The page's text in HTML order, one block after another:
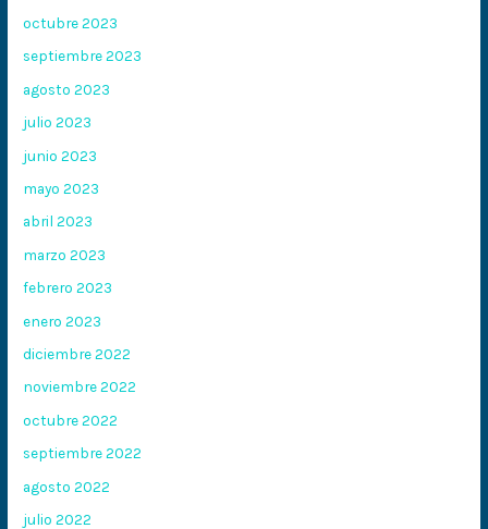
octubre 2023
septiembre 2023
agosto 2023
julio 2023
junio 2023
mayo 2023
abril 2023
marzo 2023
febrero 2023
enero 2023
diciembre 2022
noviembre 2022
octubre 2022
septiembre 2022
agosto 2022
julio 2022